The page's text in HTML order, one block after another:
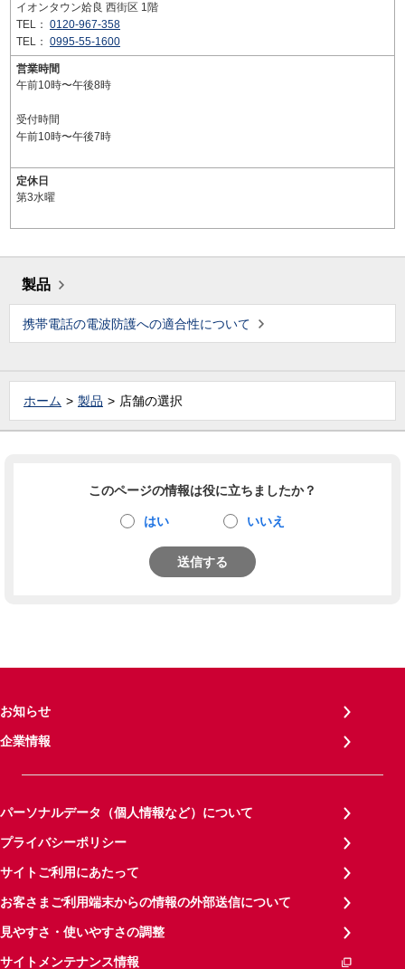
イオンタウン姶良 西街区 1階
TEL： 0120-967-358
TEL： 0995-55-1600
営業時間
午前10時〜午後8時
受付時間
午前10時〜午後7時
定休日
第3水曜
製品
携帯電話の電波防護への適合性について
ホーム 製品 店舗の選択
このページの情報は役に立ちましたか？
はい いいえ
送信する
お知らせ
企業情報
パーソナルデータ（個人情報など）について
プライバシーポリシー
サイトご利用にあたって
お客さまご利用端末からの情報の外部送信について
見やすさ・使いやすさの調整
サイトメンテナンス情報